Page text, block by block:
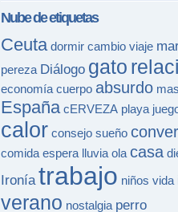
Nube de etiquetas
Ceuta dormir cambio viaje
pereza Diálogo gato
economía cuerpo absurdo
España cERVEZA playa
calor consejo sueño
comida espera lluvia ola casa
Ironía trabajo niños vida
verano nostalgia perro